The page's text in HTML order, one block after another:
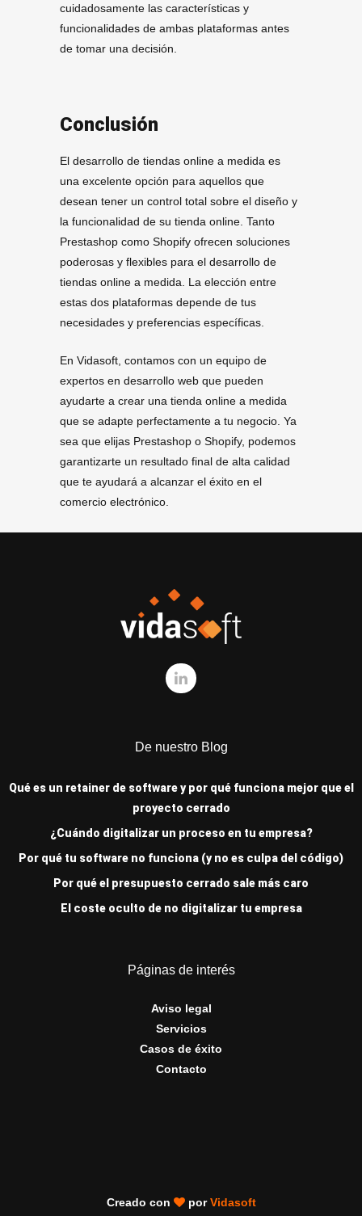
cuidadosamente las características y
funcionalidades de ambas plataformas antes
de tomar una decisión.
Conclusión
El desarrollo de tiendas online a medida es
una excelente opción para aquellos que
desean tener un control total sobre el diseño y
la funcionalidad de su tienda online. Tanto
Prestashop como Shopify ofrecen soluciones
poderosas y flexibles para el desarrollo de
tiendas online a medida. La elección entre
estas dos plataformas depende de tus
necesidades y preferencias específicas.
En Vidasoft, contamos con un equipo de
expertos en desarrollo web que pueden
ayudarte a crear una tienda online a medida
que se adapte perfectamente a tu negocio. Ya
sea que elijas Prestashop o Shopify, podemos
garantizarte un resultado final de alta calidad
que te ayudará a alcanzar el éxito en el
comercio electrónico.
De nuestro Blog
Qué es un retainer de software y por qué funciona mejor que el
proyecto cerrado
¿Cuándo digitalizar un proceso en tu empresa?
Por qué tu software no funciona (y no es culpa del código)
Por qué el presupuesto cerrado sale más caro
El coste oculto de no digitalizar tu empresa
Páginas de interés
Aviso legal
Servicios
Casos de éxito
Contacto
Creado con porVidasoft